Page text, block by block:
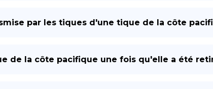
par les tiques d'une tique de la côte
de la côte pacifique une fois qu'elle a été